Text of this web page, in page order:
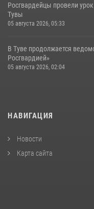
Росгвардейцы провели
Тувы
05 августа 2026, 05:33
В Туве продолжается
Росгвардией»
05 августа 2026, 02:04
НАВИГАЦИЯ
Новости
Карта сайта